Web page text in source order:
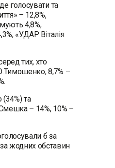
голосувати та
– 12,8%,
4,8%,
«УДАР Віталія
тих, хто
8,7% –
(34%) та
– 14%, 10% –
б за
жодних обставин